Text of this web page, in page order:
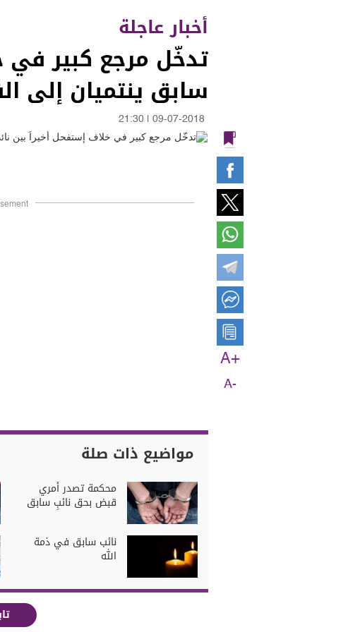
أخبار عاجلة
تدخّل مرجع كبير في
سابق ينتميان إلى
09-07-2018
21:30
A+
A-
مواضيع ذات صلة
محكمة تصدر أمري
قبض بحق نائبٍ سابق
نائب سابق في ذمة
الله